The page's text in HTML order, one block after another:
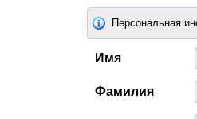
Персональная
Имя
Фамилия